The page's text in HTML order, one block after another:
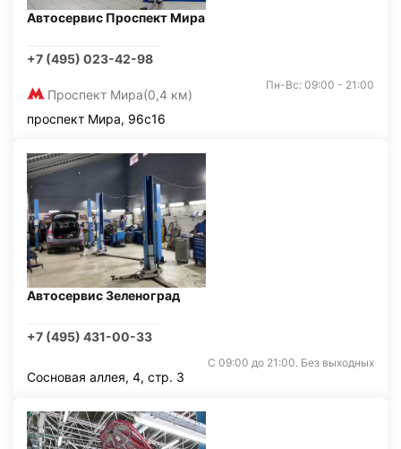
Автосервис Проспект Мира
+7 (495) 023-42-98
Проспект Мира(0,4 км)
Пн-Вс: 09:00 - 21:00
проспект Мира, 96с16
Автосервис Зеленоград
+7 (495) 431-00-33
С 09:00 до 21:00. Без выходных
Сосновая аллея, 4, стр. 3